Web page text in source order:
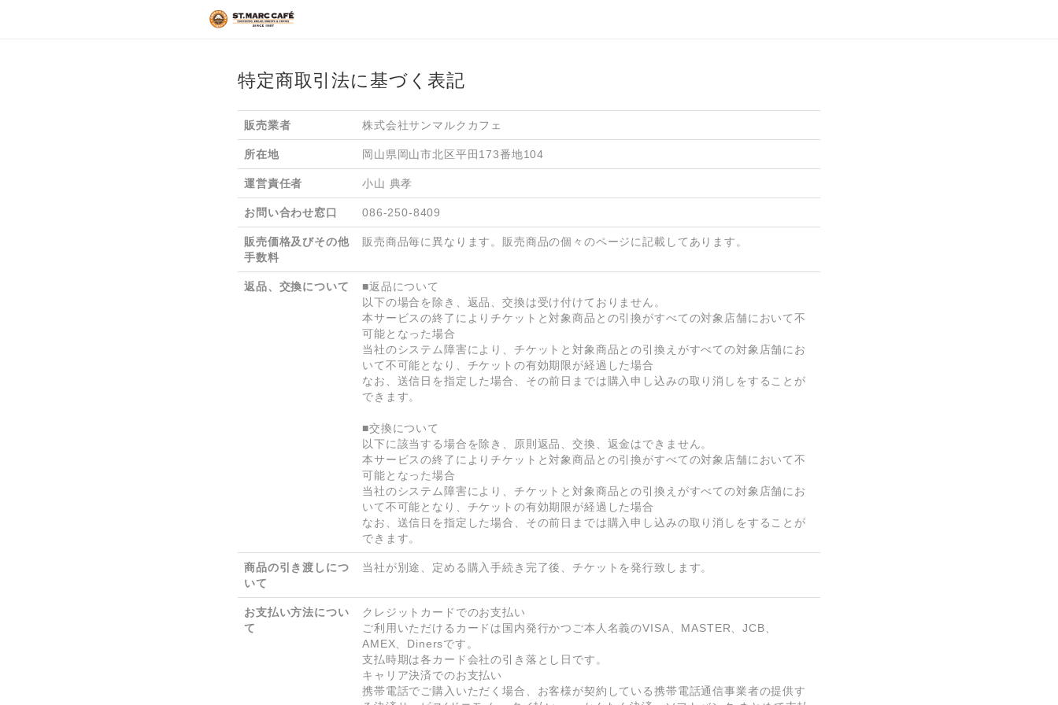
トップページ
購入履歴
法人のお客様
特定商取引法に基づく表記
販売業者 株式会社サンマルクカフェ
所在地 岡山県岡山市北区平田173番地104
運営責任者 小山 典孝
お問い合わせ窓口 086-250-8409
販売価格及びその他
手数料
販売商品毎に異なります。販売商品の個々のページに記載してあります。
返品、交換について
■返品について
以下の場合を除き、返品、交換は受け付けておりません。
本サービスの終了によりチケットと対象商品との引換がすべての対象店舗において不
可能となった場合
当社のシステム障害により、チケットと対象商品との引換えがすべての対象店舗にお
いて不可能となり、チケットの有効期限が経過した場合
なお、送信日を指定した場合、その前日までは購入申し込みの取り消しをすることが
できます。
■交換について
以下に該当する場合を除き、原則返品、交換、返金はできません。
本サービスの終了によりチケットと対象商品との引換がすべての対象店舗において不
可能となった場合
当社のシステム障害により、チケットと対象商品との引換えがすべての対象店舗にお
いて不可能となり、チケットの有効期限が経過した場合
なお、送信日を指定した場合、その前日までは購入申し込みの取り消しをすることが
できます。
商品の引き渡しにつ
いて
当社が別途、定める購入手続き完了後、チケットを発行致します。
お支払い方法につい
て
クレジットカードでのお支払い
ご利用いただけるカードは国内発行かつご本人名義のVISA、MASTER、JCB、
AMEX、Dinersです。
支払時期は各カード会社の引き落とし日です。
キャリア決済でのお支払い
携帯電話でご購入いただく場合、お客様が契約している携帯電話通信事業者の提供す